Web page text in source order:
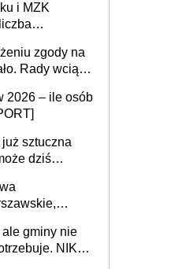
i MZK
zgody na
Rady wciąż
2026 – ile osób
sztuczna
dziś
gminy nie
NIK